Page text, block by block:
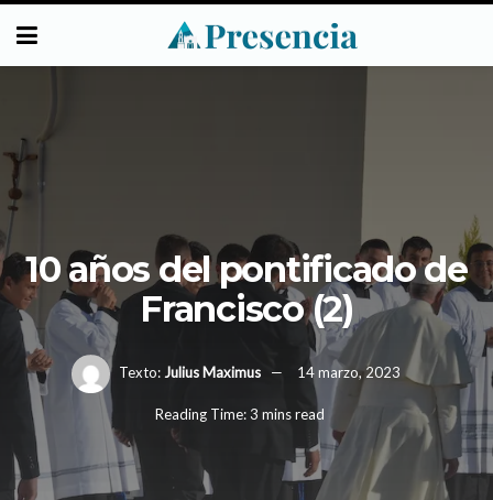
10 años del pontificado de
Francisco (2)
Texto: Julius Maximus 14 marzo, 2023
Reading Time: 3 mins read